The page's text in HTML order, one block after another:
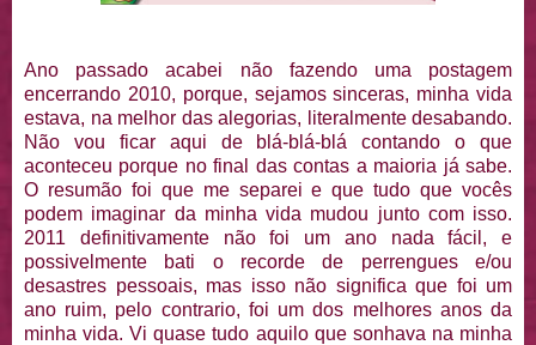
Ano passado acabei não fazendo uma postagem
encerrando 2010, porque, sejamos sinceras, minha vida
estava, na melhor das alegorias, literalmente desabando.
Não vou ficar aqui de blá-blá-blá contando o que
aconteceu porque no final das contas a maioria já sabe.
O resumão foi que me separei e que tudo que vocês
podem imaginar da minha vida mudou junto com isso.
2011 definitivamente não foi um ano nada fácil, e
possivelmente bati o recorde de perrengues e/ou
desastres pessoais, mas isso não significa que foi um
ano ruim, pelo contrario, foi um dos melhores anos da
minha vida. Vi quase tudo aquilo que sonhava na minha